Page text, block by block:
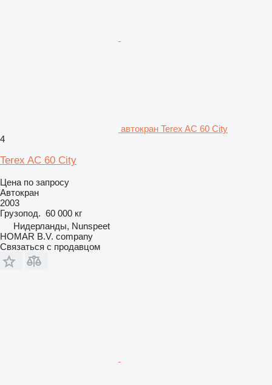
автокран Terex AC 60 City
4
Terex AC 60 City
Цена по запросу
Автокран
2003
Грузопод. 60 000 кг
Нидерланды, Nunspeet
HOMAR B.V. company
Связаться с продавцом